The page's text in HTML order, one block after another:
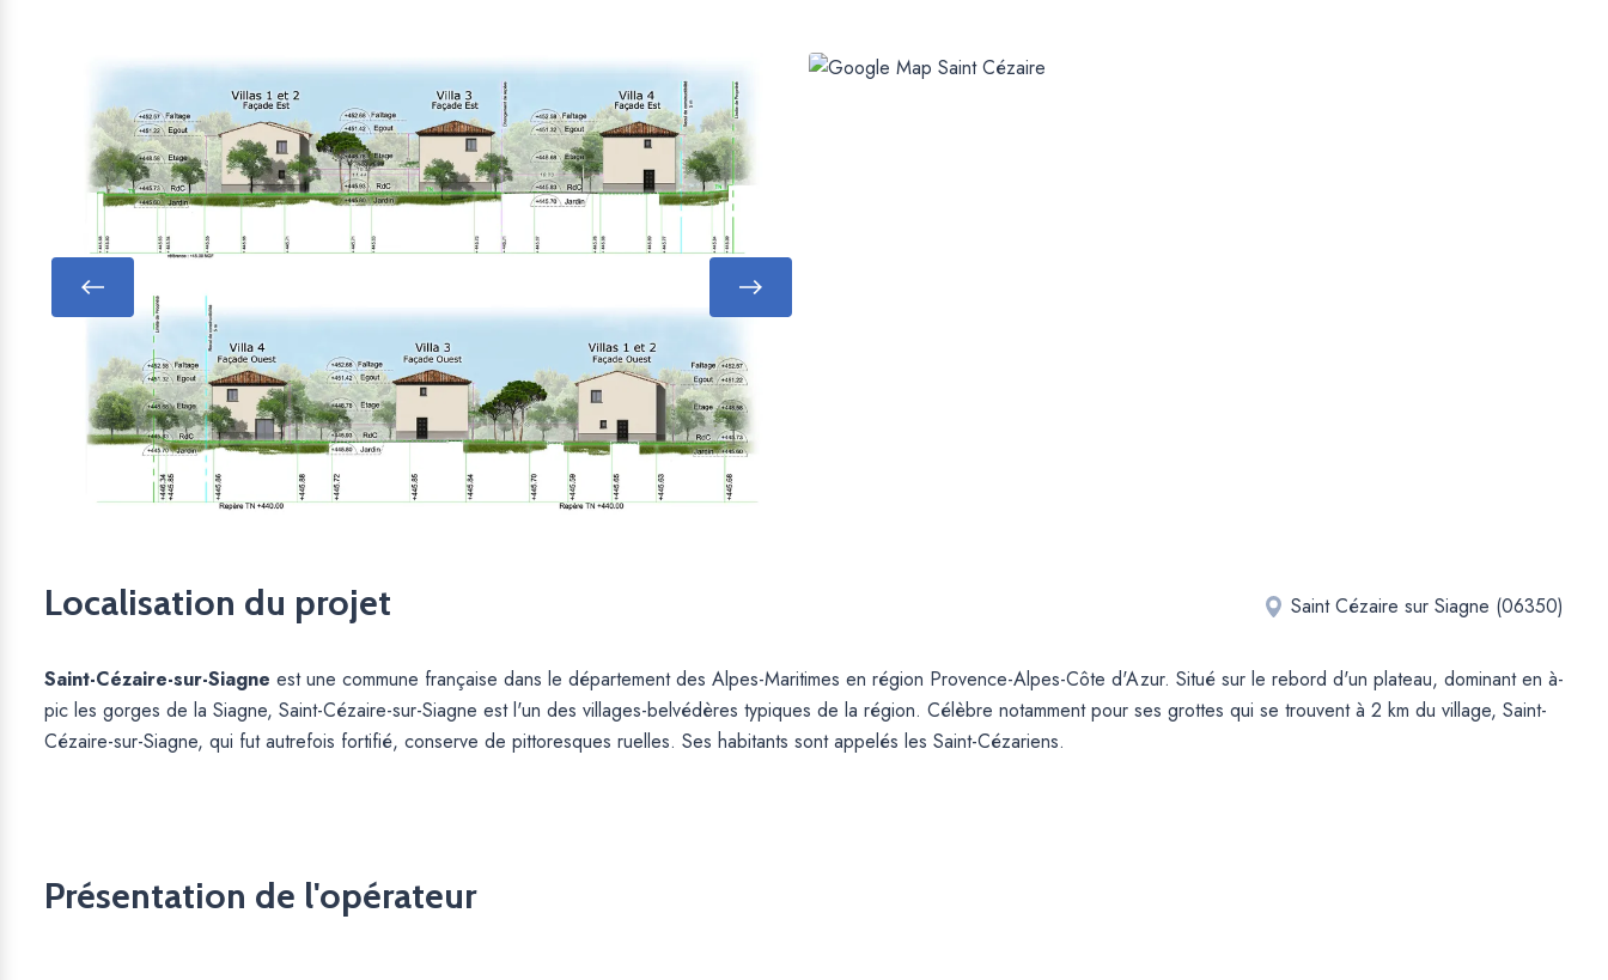
Localisation du projet Saint Cézaire sur Siagne (06350)
Saint-Cézaire-sur-Siagne est une commune française dans le département des Alpes-Maritimes en région Provence-Alpes-Côte d'Azur. Situé sur le rebord d'un plateau, dominant en à-
pic les gorges de la Siagne, Saint-Cézaire-sur-Siagne est l'un des villages-belvédères typiques de la région. Célèbre notamment pour ses grottes qui se trouvent à 2 km du village, Saint-
Cézaire-sur-Siagne, qui fut autrefois fortifié, conserve de pittoresques ruelles. Ses habitants sont appelés les Saint-Cézariens.
Présentation de l'opérateur